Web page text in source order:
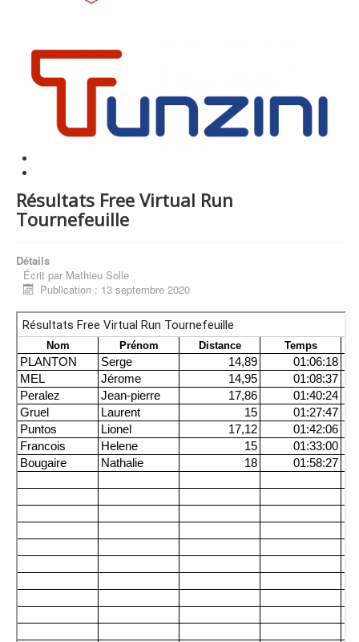
Résultats Free Virtual Run
Tournefeuille
Détails
Écrit par Mathieu Solle
Publication : 13 septembre 2020